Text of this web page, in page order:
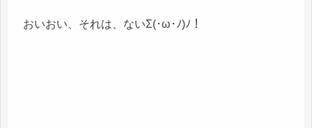
おいおい、それは、ないΣ(･ω･ﾉ)ﾉ！